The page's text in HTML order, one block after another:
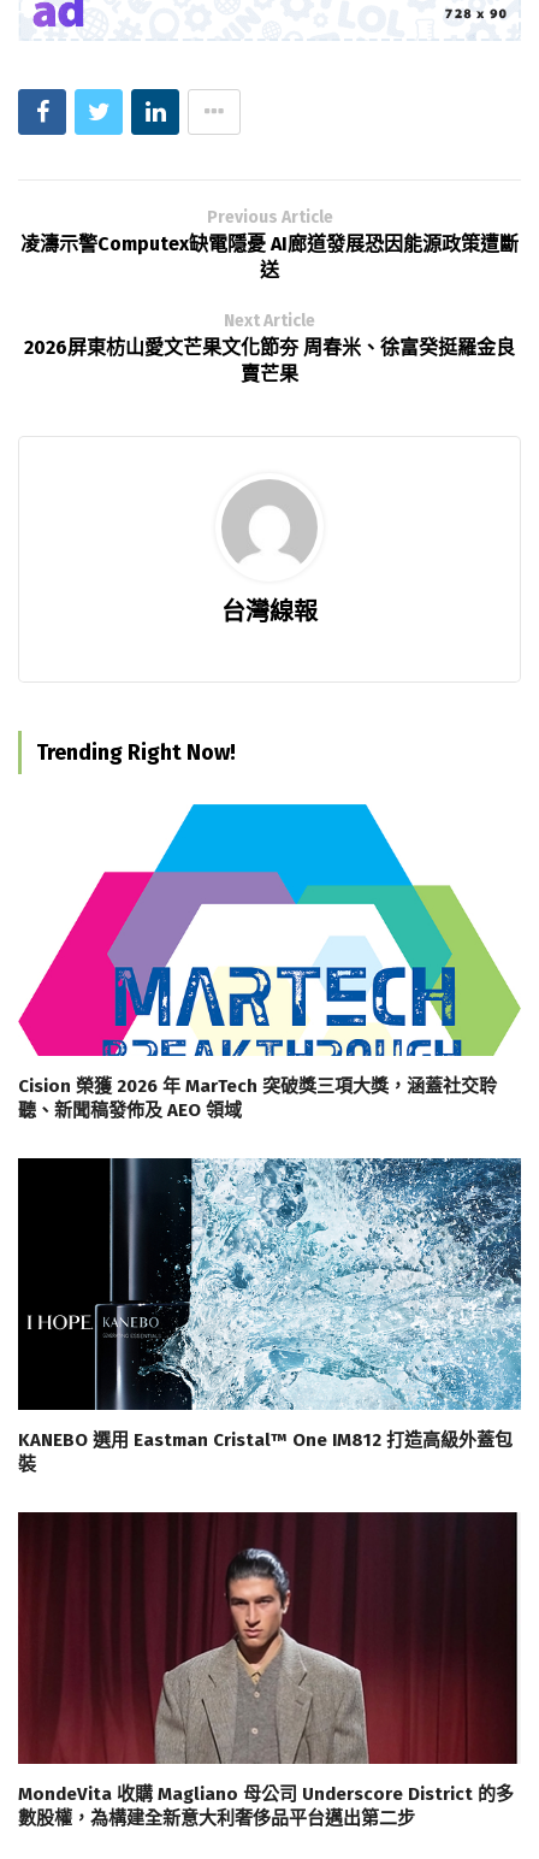
Previous Article
凌濤示警Computex缺電隱憂 AI廊道發展恐因能源政策遭斷
送
Next Article
2026屏東枋山愛文芒果文化節夯 周春米、徐富癸挺羅金良
賣芒果
台灣線報
Trending Right Now!
Cision 榮獲 2026 年 MarTech 突破獎三項大獎，涵蓋社交聆
聽、新聞稿發佈及 AEO 領域
KANEBO 選用 Eastman Cristal™ One IM812 打造高級外蓋包
裝
MondeVita 收購 Magliano 母公司 Underscore District 的多
數股權，為構建全新意大利奢侈品平台邁出第二步